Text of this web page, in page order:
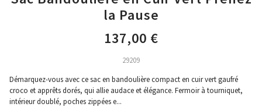
la Pause
137,00 €
29209
Démarquez-vous avec ce sac en bandoulière compact en cuir vert gaufré
croco et apprêts dorés, qui allie audace et élégance. Fermoir à tourniquet,
intérieur doublé, poches zippées e...